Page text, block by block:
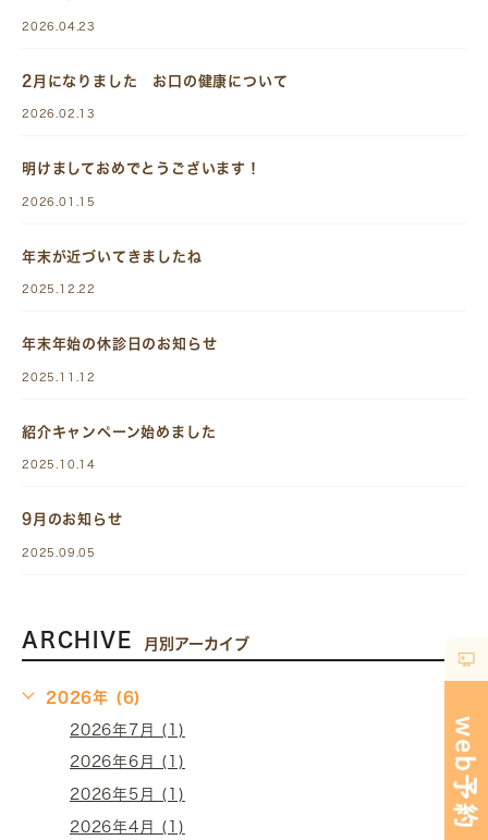
2026.04.23
2月になりました お口の健康について
2026.02.13
明けましておめでとうございます！
2026.01.15
年末が近づいてきましたね
2025.12.22
年末年始の休診日のお知らせ
2025.11.12
紹介キャンペーン始めました
2025.10.14
9月のお知らせ
2025.09.05
ARCHIVE 月別アーカイブ
2026年 (6)
2026年7月 (1)
2026年6月 (1)
2026年5月 (1)
2026年4月 (1)